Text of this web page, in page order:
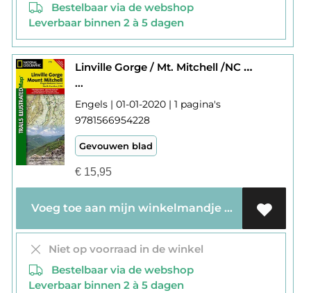
Bestelbaar via de webshop
Leverbaar binnen 2 à 5 dagen
Linville Gorge / Mt. Mitchell /NC 779
...
Engels | 01-01-2020 | 1 pagina's
9781566954228
Gevouwen blad
€15,95
Voeg toe aan mijn winkelmandje
Niet op voorraad in de winkel
Bestelbaar via de webshop
Leverbaar binnen 2 à 5 dagen